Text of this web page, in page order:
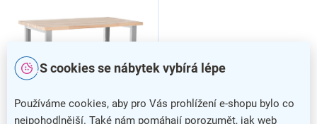
S cookies se nábytek vybírá lépe
Používáme cookies, aby pro Vás prohlížení e-shopu bylo co
nejpohodlnější. Také nám pomáhají porozumět, jak web